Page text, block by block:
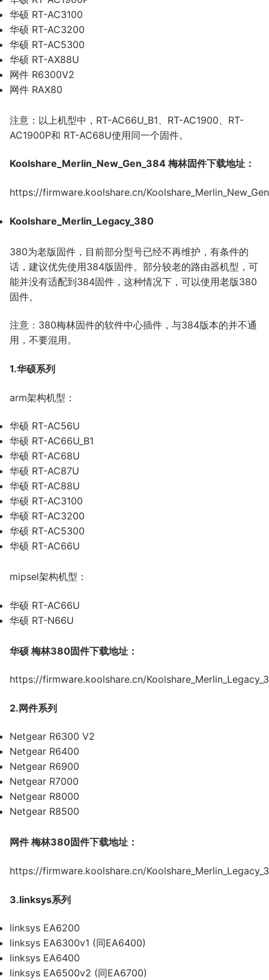
华硕 RT-AC3100
华硕 RT-AC3200
华硕 RT-AC5300
华硕 RT-AX88U
网件 R6300V2
网件 RAX80
注意：以上机型中，RT-AC66U_B1、RT-AC1900、RT-
AC1900P和 RT-AC68U使用同一个固件。
Koolshare_Merlin_New_Gen_384 梅林固件下载地址：
https://firmware.koolshare.cn/
Koolshare_Merlin_Legacy_380
380为老版固件，目前部分型号已经不再维护，有条件的
话，建议优先使用384版固件。部分较老的路由器机型，可
能并没有适配到384固件，这种情况下，可以使用老版380
固件。
注意：380梅林固件的软件中心插件，与384版本的并不通
用，不要混用。
1.华硕系列
arm架构机型：
华硕 RT-AC56U
华硕 RT-AC66U_B1
华硕 RT-AC68U
华硕 RT-AC87U
华硕 RT-AC88U
华硕 RT-AC3100
华硕 RT-AC3200
华硕 RT-AC5300
华硕 RT-AC66U
mipsel架构机型：
华硕 RT-AC66U
华硕 RT-N66U
华硕 梅林380固件下载地址：
https://firmware.koolshare.cn/
2.网件系列
Netgear R6300 V2
Netgear R6400
Netgear R6900
Netgear R7000
Netgear R8000
Netgear R8500
网件 梅林380固件下载地址：
https://firmware.koolshare.cn/
3.linksys系列
linksys EA6200
linksys EA6300v1 (同EA6400)
linksys EA6400
linksys EA6500v2 (同EA6700)